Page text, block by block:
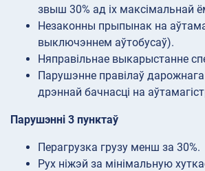
звыш 30% ад іх максімальнай
Незаконны прыпынак на
выключэннем аўтобусаў).
Няправільнае выкарыстанне
Парушэнне правілаў
дрэннай бачнасці на
Парушэнні 3 пунктаў
Перагрузка грузу менш за 30%.
Рух ніжэй за мінімальную